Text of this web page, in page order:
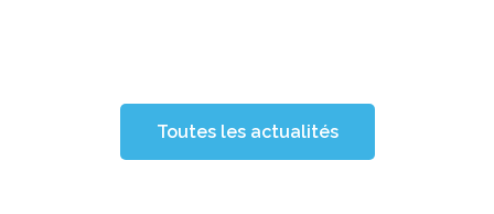
Toutes les actualités